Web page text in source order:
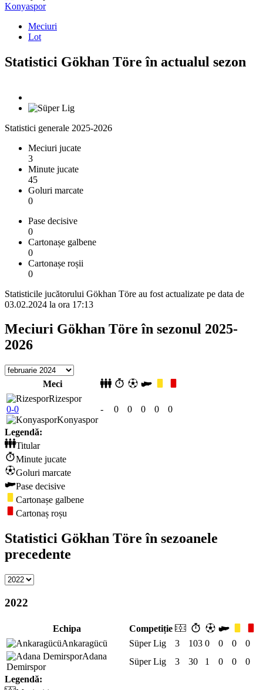
Konyaspor
Meciuri
Lot
Statistici Gökhan Töre în actualul sezon
Statistici generale 2025-2026
Meciuri jucate
3
Minute jucate
45
Goluri marcate
0
Pase decisive
0
Cartonașe galbene
0
Cartonașe roșii
0
Statisticile jucătorului Gökhan Töre au fost actualizate pe data de
03.02.2024 la ora 17:13
Meciuri Gökhan Töre în sezonul 2025-
2026
Meci
Rizespor
0-0
Konyaspor
- 0 0 0 0 0
Legendă:
Titular
Minute jucate
Goluri marcate
Pase decisive
Cartonașe galbene
Cartonaș roșu
Statistici Gökhan Töre în sezoanele
precedente
2022
Echipa
Competiție
Ankaragücü
Süper Lig 3 103 0 0 0
0
Adana
Demirspor
Süper Lig 3 30 1 0 0
0
Legendă: